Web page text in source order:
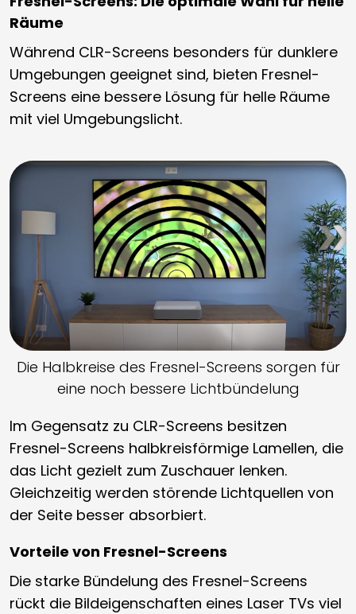
Räume
Während CLR-Screens besonders für dunklere
Umgebungen geeignet sind, bieten Fresnel-
Screens eine bessere Lösung für helle Räume
mit viel Umgebungslicht.
Die Halbkreise des Fresnel-Screens sorgen für
eine noch bessere Lichtbündelung
Im Gegensatz zu CLR-Screens besitzen
Fresnel-Screens halbkreisförmige Lamellen, die
das Licht gezielt zum Zuschauer lenken.
Gleichzeitig werden störende Lichtquellen von
der Seite besser absorbiert.
Vorteile von Fresnel-Screens
Die starke Bündelung des Fresnel-Screens
rückt die Bildeigenschaften eines Laser TVs viel